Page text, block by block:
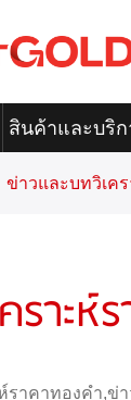
สินค้าและบริก
ข่าวและบทวิเค
ราะ
ราคาทองคำ,ข่า